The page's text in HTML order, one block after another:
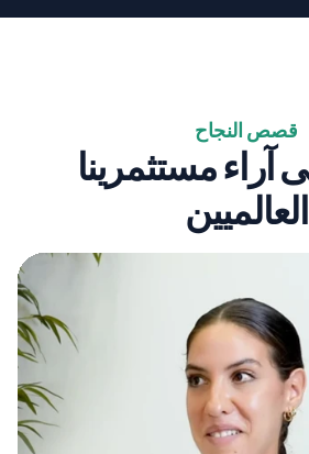
قصص النجاح
العالميين